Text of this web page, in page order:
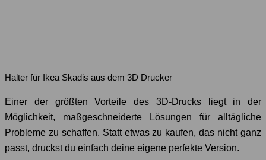
Halter für Ikea Skadis aus dem 3D Drucker
Einer der größten Vorteile des 3D-Drucks liegt in der
Möglichkeit, maßgeschneiderte Lösungen für alltägliche
Probleme zu schaffen. Statt etwas zu kaufen, das nicht ganz
passt, druckst du einfach deine eigene perfekte Version.